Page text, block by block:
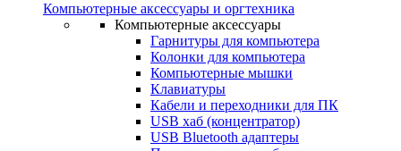
Компьютерные аксессуары и оргтехника
Компьютерные аксессуары
Гарнитуры для компьютера
Колонки для компьютера
Компьютерные мышки
Клавиатуры
Кабели и переходники для ПК
USB хаб (концентратор)
USB Bluetooth адаптеры